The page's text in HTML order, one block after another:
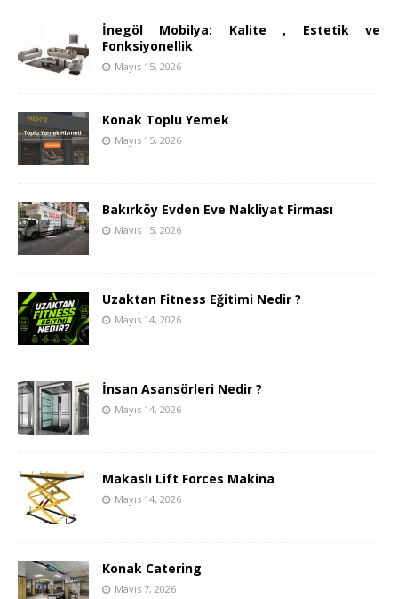
İnegöl Mobilya: Kalite , Estetik ve
Fonksiyonellik
Mayıs 15, 2026
Konak Toplu Yemek
Mayıs 15, 2026
Bakırköy Evden Eve Nakliyat Firması
Mayıs 15, 2026
Uzaktan Fitness Eğitimi Nedir ?
Mayıs 14, 2026
İnsan Asansörleri Nedir ?
Mayıs 14, 2026
Makaslı Lift Forces Makina
Mayıs 14, 2026
Konak Catering
Mayıs 7, 2026